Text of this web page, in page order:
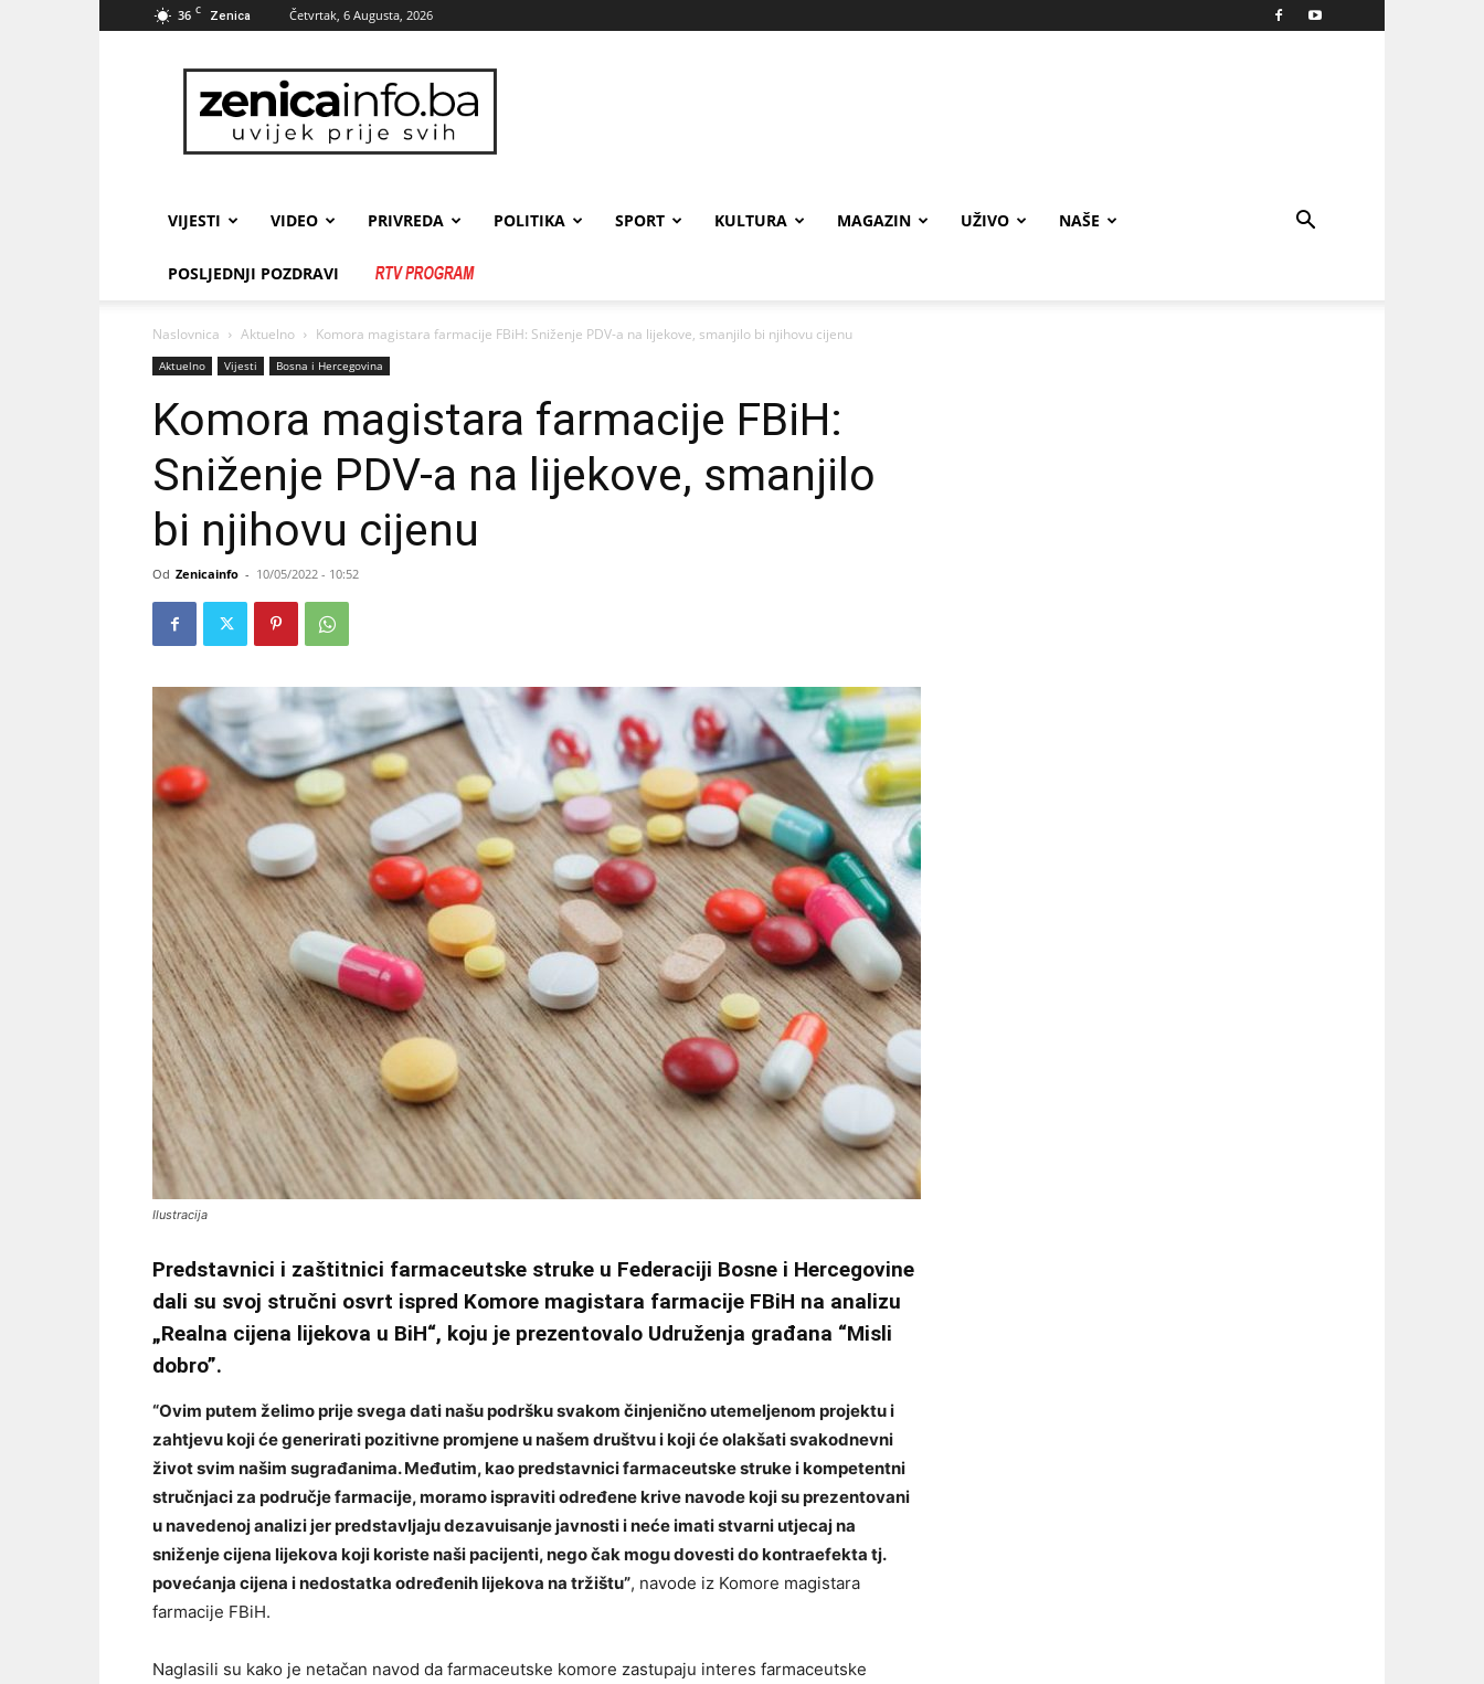
36 C Zenica Četvrtak, 6 Augusta, 2026
zenicainfo.ba
VIJESTI VIDEO PRIVREDA POLITIKA SPORT KULTURA MAGAZIN UŽIVO NAŠE
POSLJEDNJI POZDRAVI
Naslovnica Aktuelno Komora magistara farmacije FBiH: Sniženje PDV-a na lijekove, smanjilo bi njihovu cijenu
Aktuelno Vijesti Bosna i Hercegovina
Komora magistara farmacije FBiH:
Sniženje PDV-a na lijekove, smanjilo
bi njihovu cijenu
Od Zenicainfo - 10/05/2022 - 10:52
Ilustracija
Predstavnici i zaštitnici farmaceutske struke u Federaciji Bosne i Hercegovine
dali su svoj stručni osvrt ispred Komore magistara farmacije FBiH na analizu
„Realna cijena lijekova u BiH“, koju je prezentovalo Udruženja građana “Misli
dobro”.
“Ovim putem želimo prije svega dati našu podršku svakom činjenično utemeljenom projektu i
zahtjevu koji će generirati pozitivne promjene u našem društvu i koji će olakšati svakodnevni
život svim našim sugrađanima. Međutim, kao predstavnici farmaceutske struke i kompetentni
stručnjaci za područje farmacije, moramo ispraviti određene krive navode koji su prezentovani
u navedenoj analizi jer predstavljaju dezavuisanje javnosti i neće imati stvarni utjecaj na
sniženje cijena lijekova koji koriste naši pacijenti, nego čak mogu dovesti do kontraefekta tj.
povećanja cijena i nedostatka određenih lijekova na tržištu”, navode iz Komore magistara
farmacije FBiH.
Naglasili su kako je netačan navod da farmaceutske komore zastupaju interes farmaceutske